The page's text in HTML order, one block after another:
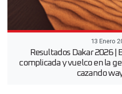
13 Enero
Resultados Dakar 2026 |
complicada y vuelco en la
cazando